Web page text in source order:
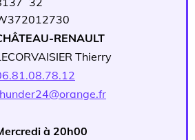
RENAULT
Thierry
à 20h00